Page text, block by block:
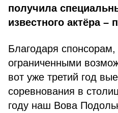
получила
известного актёра –
Благодаря
ограниченными
вот уже третий год
соревнования в
году наш Вова